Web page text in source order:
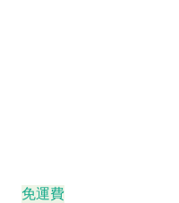
免運費